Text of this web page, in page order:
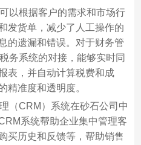
以根据客户的需求和市场行
发货单，减少了人工操作的
的遗漏和错误。对于财务管
务系统的对接，能够实时同
表，并自动计算税费和成
精准度和透明度。
（CRM）系统在砂石公司中
系统帮助企业集中管理客
买历史和反馈等，帮助销售